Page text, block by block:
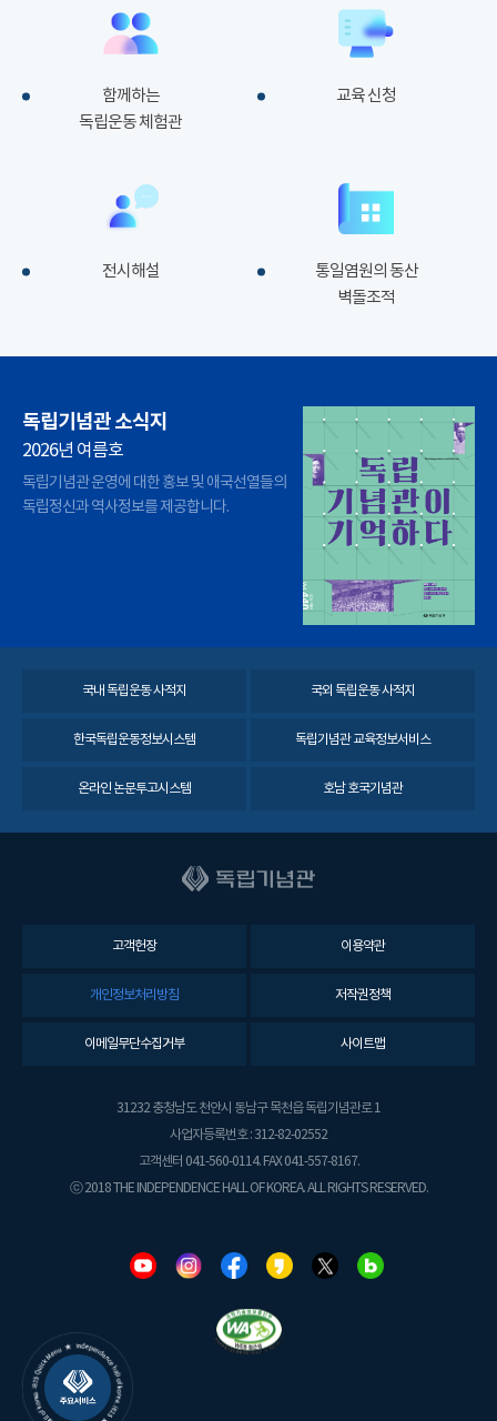
함께하는
독립운동 체험관
교육 신청
전시해설
통일염원의 동산
벽돌조적
독립기념관 소식지
2026년 여름호
독립기념관 운영에 대한 홍보 및 애국선열들의
독립정신과 역사정보를 제공합니다.
국내 독립운동 사적지 국외 독립운동 사적지
한국독립운동정보시스템 독립기념관 교육정보서비스
온라인 논문투고시스템 호남 호국기념관
고객헌장 이용약관
개인정보처리방침 저작권정책
이메일무단수집거부 사이트맵
31232 충청남도 천안시 동남구 목천읍 독립기념관로 1
사업자등록번호 : 312-82-02552
고객센터 041-560-0114. FAX 041-557-8167.
ⓒ 2018 THE INDEPENDENCE HALL OF KOREA. ALL RIGHTS RESERVED.